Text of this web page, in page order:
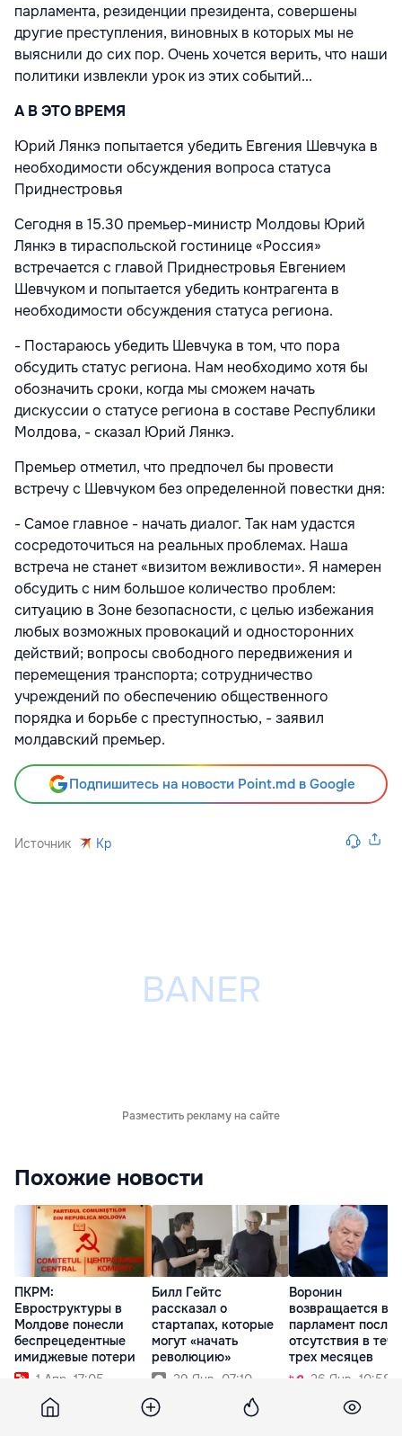
парламента, резиденции президента, совершены
другие преступления, виновных в которых мы не
выяснили до сих пор. Очень хочется верить, что наши
политики извлекли урок из этих событий...
А В ЭТО ВРЕМЯ
Юрий Лянкэ попытается убедить Евгения Шевчука в
необходимости обсуждения вопроса статуса
Приднестровья
Сегодня в 15.30 премьер-министр Молдовы Юрий
Лянкэ в тираспольской гостинице «Россия»
встречается с главой Приднестровья Евгением
Шевчуком и попытается убедить контрагента в
необходимости обсуждения статуса региона.
- Постараюсь убедить Шевчука в том, что пора
обсудить статус региона. Нам необходимо хотя бы
обозначить сроки, когда мы сможем начать
дискуссии о статусе региона в составе Респуб­лики
Молдова, - сказал Юрий Лянкэ.
Премьер отметил, что предпочел бы провести
встречу с Шевчуком без определенной повестки дня:
- Самое главное - начать диалог. Так нам удастся
сосредоточиться на реальных проблемах. Наша
встреча не станет «визитом вежливости». Я намерен
обсудить с ним большое количество проблем:
ситуацию в Зоне безопасности, с целью избежания
любых возможных провокаций и односторонних
действий; вопросы свободного передвижения и
перемещения транспорта; сотрудничество
учреждений по обеспечению общественного
порядка и борьбе с преступностью, - заявил
молдавский премьер.
Подпишитесь на новости Point.md в Google
Источник Kp
Разместить рекламу на сайте
Похожие новости
ПКРМ:
Евроструктуры в
Молдове понесли
беспрецедентные
имиджевые потери
1 Апр. 17:05
Билл Гейтс
рассказал о
стартапах, которые
могут «начать
революцию»
29 Янв. 07:10
Воронин
возвращается в
парламент после
отсутствия в
трех месяцев
26 Янв. 10:58